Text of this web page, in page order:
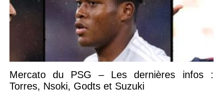
Mercato du PSG – Les dernières infos :
Torres, Nsoki, Godts et Suzuki